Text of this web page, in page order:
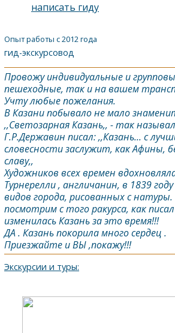
написать гиду
Опыт работы с 2012 года
гид-экскурсовод
Провожу индивидуальные и
пешеходные, так и на вашем
Учту любые пожелания.
В Казани побывало не мало
,,СветозарнаяКазань,, - так
Г.Р.Державин писал: ,,Казань... с
словесности заслужит, как Афины,
славу,,
Художников всех времен
Турнерелли , англичанин, в 1839
видов города, рисованных с натуры.
посмотрим с того ракурса, как
измениласьКазаньза это время!!!
ДА . Казаньпокорила много сердец .
Приезжайте и ВЫ ,покажу!!!
Экскурсии и туры: